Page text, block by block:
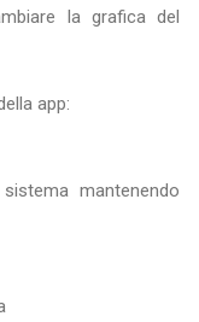
la grafica del
app:
mantenendo